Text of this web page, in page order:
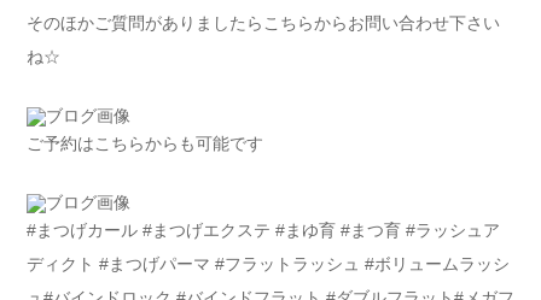
そのほかご質問がありましたらこちらからお問い合わせ下さい
ね☆
ご予約はこちらからも可能です
#まつげカール #まつげエクステ #まゆ育 #まつ育 #ラッシュア
ディクト #まつげパーマ #フラットラッシュ #ボリュームラッシ